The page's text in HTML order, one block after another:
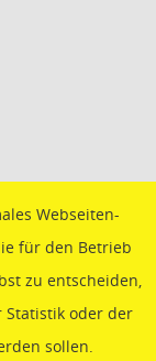
Webseiten-
für den Betrieb
zu entscheiden,
Statistik oder der
sollen.